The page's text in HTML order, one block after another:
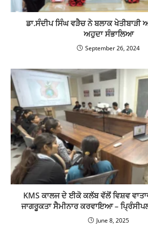
ਡਾ.ਸੰਦੀਪ ਸਿੰਘ ਵੜੈਚ ਨੇ ਬਲਾਕ ਖੇਤੀਬਾੜੀ
ਅਹੁਦਾ ਸੰਭਾਲਿਆ
September 26, 2024
KMS ਕਾਲਜ ਦੇ ਈਕੋ ਕਲੱਬ ਵੱਲੋਂ ਵਿਸ਼ਵ
ਜਾਗਰੂਕਤਾ ਸੈਮੀਨਾਰ ਕਰਵਾਇਆ –
June 8, 2025